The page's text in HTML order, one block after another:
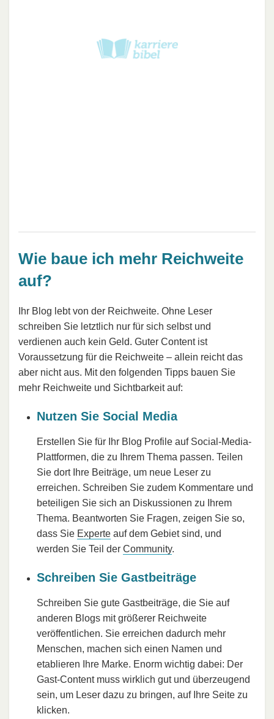
Wie baue ich mehr Reichweite
auf?
Ihr Blog lebt von der Reichweite. Ohne Leser
schreiben Sie letztlich nur für sich selbst und
verdienen auch kein Geld. Guter Content ist
Voraussetzung für die Reichweite – allein reicht das
aber nicht aus. Mit den folgenden Tipps bauen Sie
mehr Reichweite und Sichtbarkeit auf:
Nutzen Sie Social Media
Erstellen Sie für Ihr Blog Profile auf Social-Media-
Plattformen, die zu Ihrem Thema passen. Teilen
Sie dort Ihre Beiträge, um neue Leser zu
erreichen. Schreiben Sie zudem Kommentare und
beteiligen Sie sich an Diskussionen zu Ihrem
Thema. Beantworten Sie Fragen, zeigen Sie so,
dass Sie Experte auf dem Gebiet sind, und
werden Sie Teil der Community.
Schreiben Sie Gastbeiträge
Schreiben Sie gute Gastbeiträge, die Sie auf
anderen Blogs mit größerer Reichweite
veröffentlichen. Sie erreichen dadurch mehr
Menschen, machen sich einen Namen und
etablieren Ihre Marke. Enorm wichtig dabei: Der
Gast-Content muss wirklich gut und überzeugend
sein, um Leser dazu zu bringen, auf Ihre Seite zu
klicken.